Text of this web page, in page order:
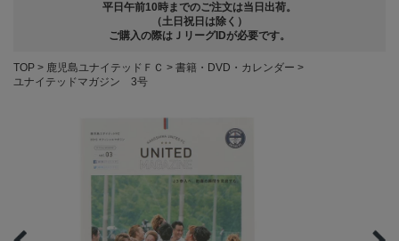
平日午前10時までのご注文は当日出荷。
（土日祝日は除く）
ご購入の際はＪリーグIDが必要です。
TOP 鹿児島ユナイテッドＦＣ
書籍・DVD・カレンダー
ユナイテッドマガジン 3号